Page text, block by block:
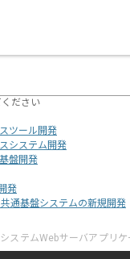
ださい
ツール開発
システム開発
盤開発
発
通基盤システムの新規開発
システムWebサーバアプリ